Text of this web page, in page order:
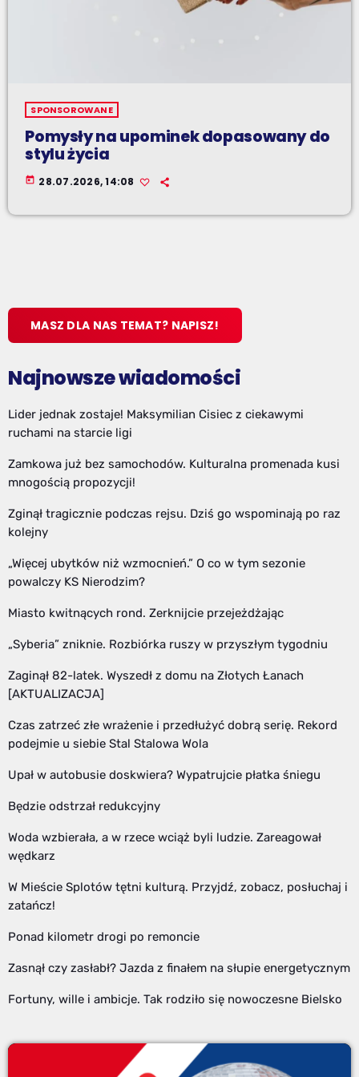
SPONSOROWANE
Pomysły na upominek dopasowany do
stylu życia
today 28.07.2026, 14:08
MASZ DLA NAS TEMAT? NAPISZ!
Najnowsze wiadomości
Lider jednak zostaje! Maksymilian Cisiec z ciekawymi
ruchami na starcie ligi
Zamkowa już bez samochodów. Kulturalna promenada kusi
mnogością propozycji!
Zginął tragicznie podczas rejsu. Dziś go wspominają po raz
kolejny
„Więcej ubytków niż wzmocnień.” O co w tym sezonie
powalczy KS Nierodzim?
Miasto kwitnących rond. Zerknijcie przejeżdżając
„Syberia” zniknie. Rozbiórka ruszy w przyszłym tygodniu
Zaginął 82-latek. Wyszedł z domu na Złotych Łanach
[AKTUALIZACJA]
Czas zatrzeć złe wrażenie i przedłużyć dobrą serię. Rekord
podejmie u siebie Stal Stalowa Wola
Upał w autobusie doskwiera? Wypatrujcie płatka śniegu
Będzie odstrzał redukcyjny
Woda wzbierała, a w rzece wciąż byli ludzie. Zareagował
wędkarz
W Mieście Splotów tętni kulturą. Przyjdź, zobacz, posłuchaj i
zatańcz!
Ponad kilometr drogi po remoncie
Zasnął czy zasłabł? Jazda z finałem na słupie energetycznym
Fortuny, wille i ambicje. Tak rodziło się nowoczesne Bielsko